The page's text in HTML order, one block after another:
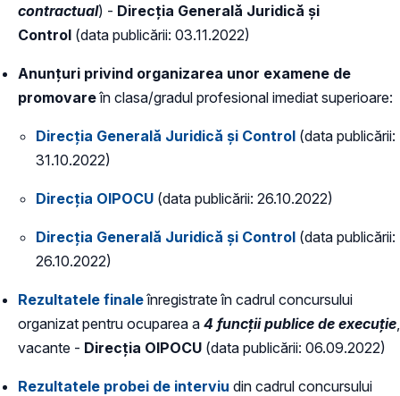
contractual) - Direcția Generală Juridică și
Control (data publicării: 03.11.2022)
Anunțuri privind organizarea unor examene de
promovareîn clasa/gradul profesional imediat superioare:
Direcția Generală Juridică și Control (data publicării:
31.10.2022)
Direcția OIPOCU (data publicării: 26.10.2022)
Direcția Generală Juridică și Control (data publicării:
26.10.2022)
Rezultatele finale înregistrate în cadrul concursului
organizat pentru ocuparea a 4 funcții publice de execuție
vacante - Direcția OIPOCU (data publicării: 06.09.2022)
Rezultatele probei de interviu din cadrul concursului